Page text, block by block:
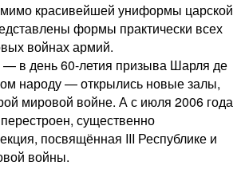
красивейшей униформы царской
формы практически всех
войнах армий.
— в день 60-летия призыва Шарля де
народу — открылись новые залы,
мировой войне. А с июля 2006 года
существенно
посвящённая III Республике и
войны.